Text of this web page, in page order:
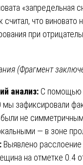
«запредельная
считал, что виновато
при
(Фрагмент
анализ: С помощью
мы зафиксировали
не
— в зоне
Выявлено расслоение
на отметке 0.4